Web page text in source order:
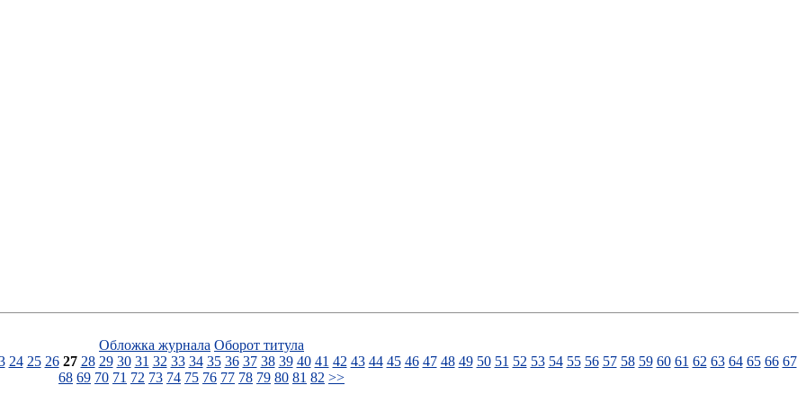
Обложка журнала Оборот титула
24 25 26 27 28 29 30 31 32 33 34 35 36 37 38 39 40 41 42 43 44 45 46 47 48 49 50 51 52 53 54 55 56 57 58 59 60 61 62 63 64 65 66 67
68 69 70 71 72 73 74 75 76 77 78 79 80 81 82 >>